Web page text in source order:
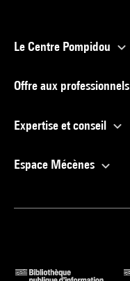
Le Centre Pompidou
Offre aux professionnels
Expertise et conseil
Espace Mécènes